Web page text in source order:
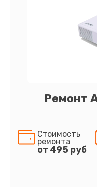
Ремонт
Стоимость
ремонта
от 495 руб